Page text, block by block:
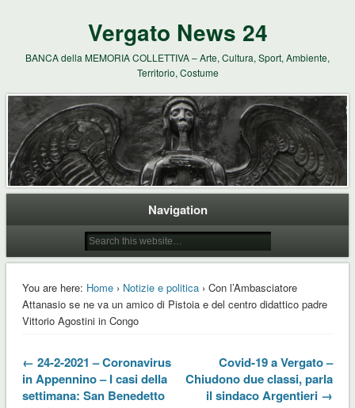
Vergato News 24
BANCA della MEMORIA COLLETTIVA – Arte, Cultura, Sport, Ambiente,
Territorio, Costume
Navigation
You are here: Home› Notizie e politica› Con l’Ambasciatore
Attanasio se ne va un amico di Pistoia e del centro didattico padre
Vittorio Agostini in Congo
← 24-2-2021 – Coronavirus
in Appennino – I casi della
settimana: San Benedetto
Covid-19 a Vergato –
Chiudono due classi, parla
il sindaco Argentieri →